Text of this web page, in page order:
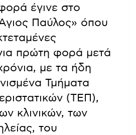
έγινε στο
Παύλος» όπου
πρώτη φορά μετά
με τα ήδη
Τμήματα
(ΤΕΠ),
κλινικών, των
του